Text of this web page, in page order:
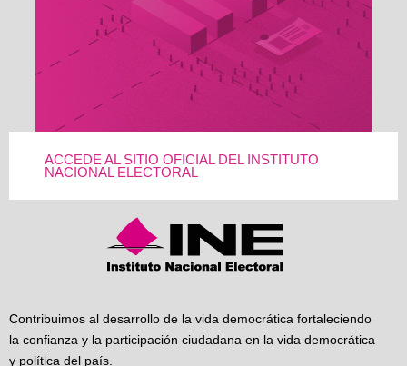
ACCEDE AL SITIO OFICIAL DEL INSTITUTO
NACIONAL ELECTORAL
Contribuimos al desarrollo de la vida democrática fortaleciendo
la confianza y la participación ciudadana en la vida democrática
y política del país.